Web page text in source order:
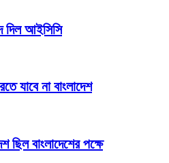
দিল আইসিসি
যাবে না বাংলাদেশ
বাংলাদেশের পক্ষে